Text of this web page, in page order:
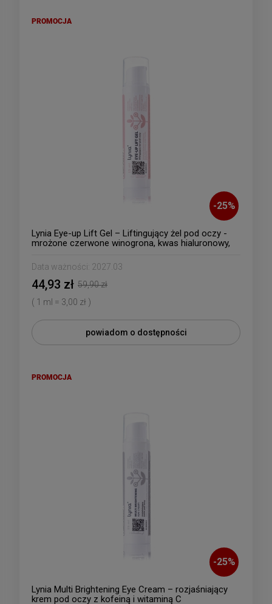
-25%
Lynia Eye-up Lift Gel – Liftingujący żel pod oczy -
mrożone czerwone winogrona, kwas hialuronowy,
Data ważności: 2027.03
44,93 zł 59,90 zł
( 1 ml = 3,00 zł )
powiadom o dostępności
PROMOCJA
-25%
Lynia Multi Brightening Eye Cream – rozjaśniający
krem pod oczy z kofeiną i witaminą C
PROMOCJA